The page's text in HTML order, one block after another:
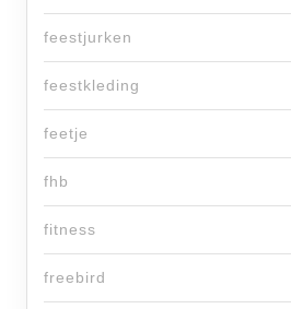
feestjurken
feestkleding
feetje
fhb
fitness
freebird